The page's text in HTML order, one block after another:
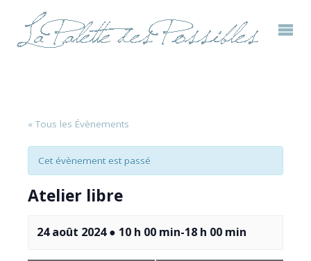
« Tous les Évènements
Cet évènement est passé
Atelier libre
24 août 2024 ● 10 h 00 min-18 h 00 min